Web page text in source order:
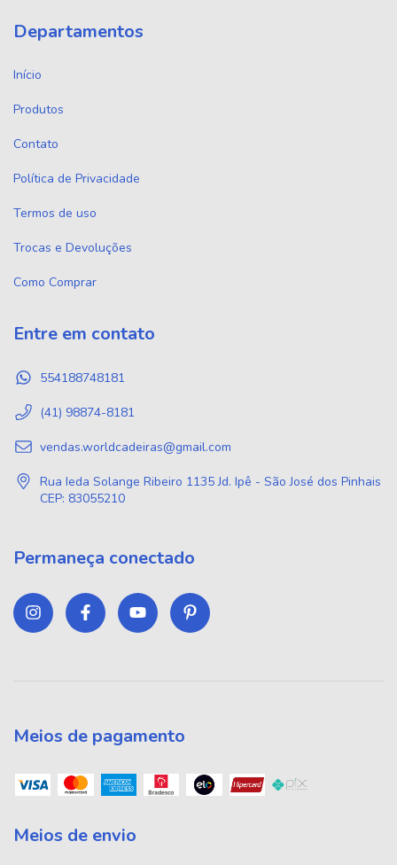
Departamentos
Início
Produtos
Contato
Política de Privacidade
Termos de uso
Trocas e Devoluções
Como Comprar
Entre em contato
554188748181
(41) 98874-8181
vendas.worldcadeiras@gmail.com
Rua Ieda Solange Ribeiro 1135 Jd. Ipê - São José dos Pinhais
CEP: 83055210
Permaneça conectado
Meios de pagamento
Meios de envio